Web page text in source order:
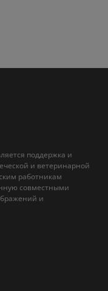
поддержка и
и ветеринарной
работникам
совместными
и